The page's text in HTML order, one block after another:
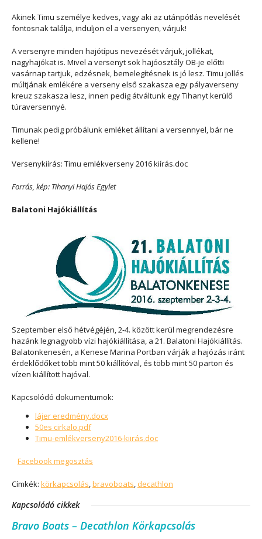
Akinek Timu személye kedves, vagy aki az utánpótlás nevelését
fontosnak találja, induljon el a versenyen, várjuk!
A versenyre minden hajótípus nevezését várjuk, jollékat,
nagyhajókat is. Mivel a versenyt sok hajóosztály OB-je előtti
vasárnap tartjuk, edzésnek, bemelegítésnek is jó lesz. Timu jollés
múltjának emlékére a verseny első szakasza egy pályaverseny
kreuz szakasza lesz, innen pedig átváltunk egy Tihanyt kerülő
túraversennyé.
Timunak pedig próbálunk emléket állítani a versennyel, bár ne
kellene!
Versenykiírás: Timu emlékverseny 2016 kiírás.doc
Forrás, kép: Tihanyi Hajós Egylet
Balatoni Hajókiállítás
Szeptember első hétvégéjén, 2-4. között kerül megrendezésre
hazánk legnagyobb vízi hajókiállítása, a 21. Balatoni Hajókiállítás.
Balatonkenesén, a Kenese Marina Portban várják a hajózás iránt
érdeklődőket több mint 50 kiállítóval, és több mint 50 parton és
vízen kiállított hajóval.
Kapcsolódó dokumentumok:
lájer eredmény.docx
50es cirkalo.pdf
Timu-emlékverseny2016-kiirás.doc
Facebook megosztás
Címkék: körkapcsolás,bravoboats, decathlon
Kapcsolódó cikkek
Bravo Boats – Decathlon Körkapcsolás